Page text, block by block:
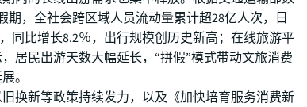
期，全社会跨区域人员流动量累计超28亿人次，日
同比增长8.2％，出行规模创历史新高；在线旅游平
居民出游天数大幅延长，“拼假”模式带动文旅消费
。
换新等政策持续发力，以及《加快培育服务消费新